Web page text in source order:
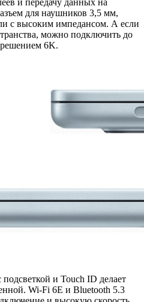
и передачу данных на
для наушников 3,5 мм,
с высоким импедансом. А если
можно подключить до
6K.
и Touch ID делает
Wi-Fi 6E и Bluetooth 5.3